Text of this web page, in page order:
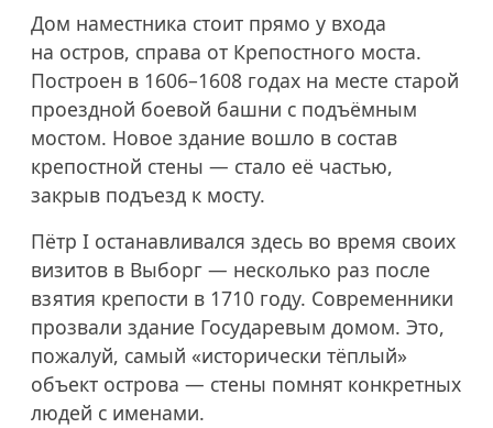
Дом наместника стоит прямо у входа
на остров, справа от Крепостного моста.
Построен в 1606–1608 годах на месте старой
проездной боевой башни с подъёмным
мостом. Новое здание вошло в состав
крепостной стены — стало её частью,
закрыв подъезд к мосту.
Пётр I останавливался здесь во время своих
визитов в Выборг — несколько раз после
взятия крепости в 1710 году. Современники
прозвали здание Государевым домом. Это,
пожалуй, самый «исторически тёплый»
объект острова — стены помнят конкретных
людей с именами.